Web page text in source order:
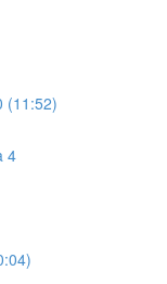
(11:52)
4